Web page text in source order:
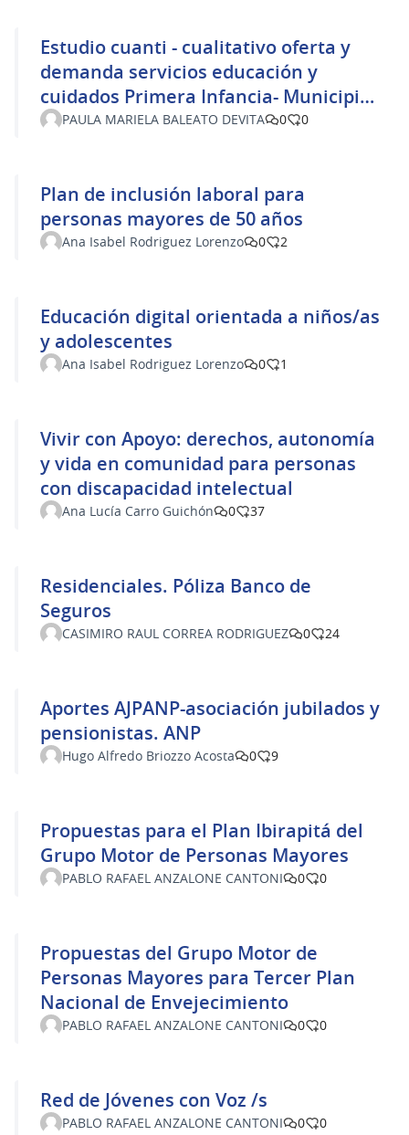
Estudio cuanti - cualitativo oferta y
demanda servicios educación y
cuidados Primera Infancia- Municipios
D y G Mdeo
PAULA MARIELA BALEATO DEVITA 0 0
Plan de inclusión laboral para
personas mayores de 50 años
Ana Isabel Rodriguez Lorenzo 0 2
Educación digital orientada a niños/as
y adolescentes
Ana Isabel Rodriguez Lorenzo 0 1
Vivir con Apoyo: derechos, autonomía
y vida en comunidad para personas
con discapacidad intelectual
Ana Lucía Carro Guichón 0 37
Residenciales. Póliza Banco de
Seguros
CASIMIRO RAUL CORREA RODRIGUEZ 0 24
Aportes AJPANP-asociación jubilados y
pensionistas. ANP
Hugo Alfredo Briozzo Acosta 0 9
Propuestas para el Plan Ibirapitá del
Grupo Motor de Personas Mayores
PABLO RAFAEL ANZALONE CANTONI 0 0
Propuestas del Grupo Motor de
Personas Mayores para Tercer Plan
Nacional de Envejecimiento
PABLO RAFAEL ANZALONE CANTONI 0 0
Red de Jóvenes con Voz /s
PABLO RAFAEL ANZALONE CANTONI 0 0